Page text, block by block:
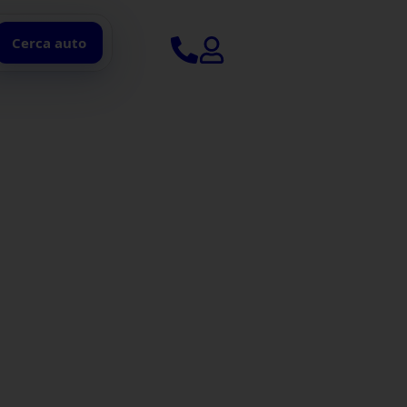
Cerca auto